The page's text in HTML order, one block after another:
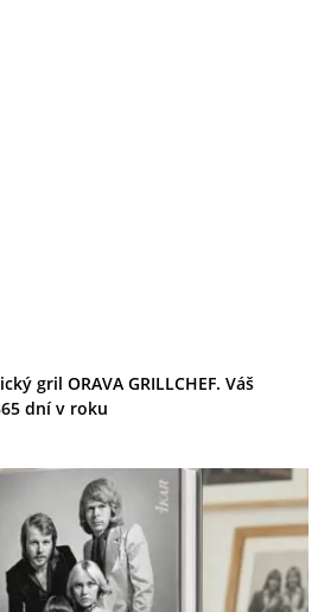
gril ORAVA GRILLCHEF. Váš
dní v roku